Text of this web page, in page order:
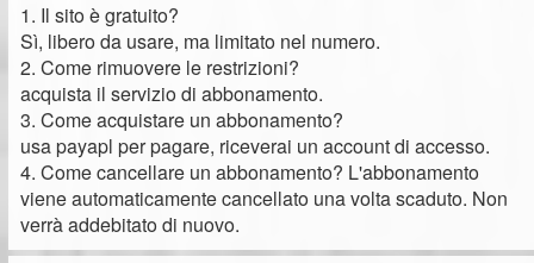
1. Il sito è gratuito?
Sì, libero da usare, ma limitato nel numero.
2. Come rimuovere le restrizioni?
acquista il servizio di abbonamento.
3. Come acquistare un abbonamento?
usa payapl per pagare, riceverai un account di accesso.
4. Come cancellare un abbonamento? L'abbonamento
viene automaticamente cancellato una volta scaduto. Non
verrà addebitato di nuovo.